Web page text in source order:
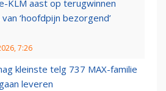
KLM aast op terugwinnen
‘hoofdpijn bezorgend’
7:26
kleinste telg 737 MAX-familie
leveren